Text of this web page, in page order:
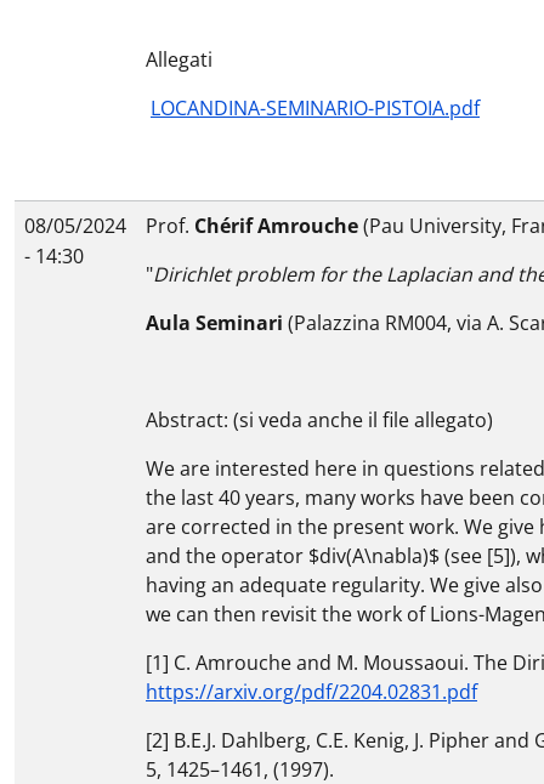
Allegati
LOCANDINA-SEMINARIO-PISTOIA.pdf
08/05/2024
- 14:30
Prof. Chérif Amrouche(Pau University,
"Dirichlet problem for the Laplacian and
Aula Seminari (Palazzina RM004, via A.
Abstract: (si veda anche il file allegato)
We are interested here in questions
the last 40 years, many works have been
are corrected in the present work. We
and the operator $div(A\nabla)$ (see [5]),
having an adequate regularity. We give
we can then revisit the work of Lions-
[1] C. Amrouche and M. Moussaoui. The
https://arxiv.org/pdf/2204.02831.pdf
[2] B.E.J. Dahlberg, C.E. Kenig, J. Pipher
5, 1425–1461, (1997).